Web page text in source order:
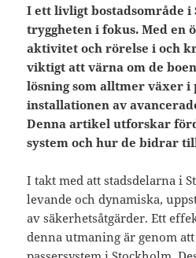
I ett livligt bostadsområde i
tryggheten i fokus. Med en
aktivitet och rörelse i och
viktigt att värna om de
lösning som alltmer växer
installationen av
Denna artikel utforskar
system och hur de bidrar
I takt med att stadsdelarna i
levande och dynamiska,
av säkerhetsåtgärder. Ett
denna utmaning är genom